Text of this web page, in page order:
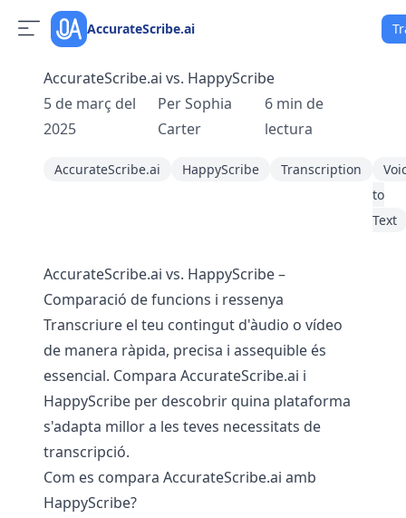
AccurateScribe.ai
AccurateScribe.ai vs. HappyScribe
5 de març del
2025
Per Sophia
Carter
6 min de
lectura
AccurateScribe.ai HappyScribe Transcription
to
Text
AccurateScribe.ai vs. HappyScribe –
Comparació de funcions i ressenya
Transcriure el teu contingut d'àudio o vídeo
de manera ràpida, precisa i assequible és
essencial. Compara AccurateScribe.ai i
HappyScribe per descobrir quina plataforma
s'adapta millor a les teves necessitats de
transcripció.
Com es compara AccurateScribe.ai amb
HappyScribe?